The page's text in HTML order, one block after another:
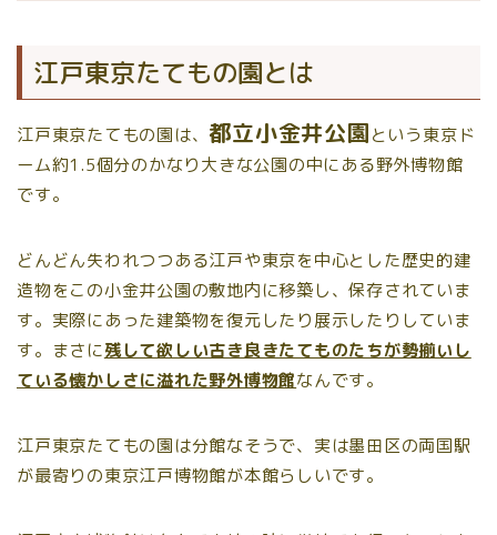
江戸東京たてもの園とは
江戸東京たてもの園は、 都立小金井公園という東京ド
ーム約1.5個分のかなり大きな公園の中にある野外博物館
です。
どんどん失われつつある江戸や東京を中心とした歴史的建
造物をこの小金井公園の敷地内に移築し、保存されていま
す。実際にあった建築物を復元したり展示したりしていま
す。まさに残して欲しい古き良きたてものたちが勢揃いし
ている懐かしさに溢れた野外博物館なんです。
江戸東京たてもの園は分館なそうで、実は墨田区の両国駅
が最寄りの東京江戸博物館が本館らしいです。